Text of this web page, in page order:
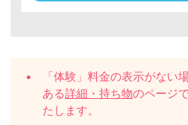
「体験」料金の表示がない
ある詳細・持ち物のページ
たします。